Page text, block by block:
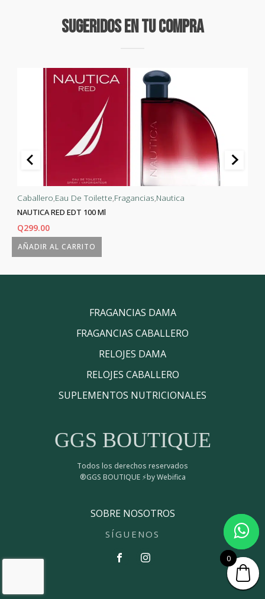
Sugeridos En Tu Compra
AÑADIR AL CARRITO
Caballero Eau De Toilette Fragancias Nautica
NAUTICA RED EDT 100 Ml
Q299.00
FRAGANCIAS DAMA
FRAGANCIAS CABALLERO
RELOJES DAMA
RELOJES CABALLERO
SUPLEMENTOS NUTRICIONALES
GGS BOUTIQUE
Todos los derechos reservados
®GGS BOUTIQUE ⚡by Webifica
SOBRE NOSOTROS
SÍGUENOS
0
0